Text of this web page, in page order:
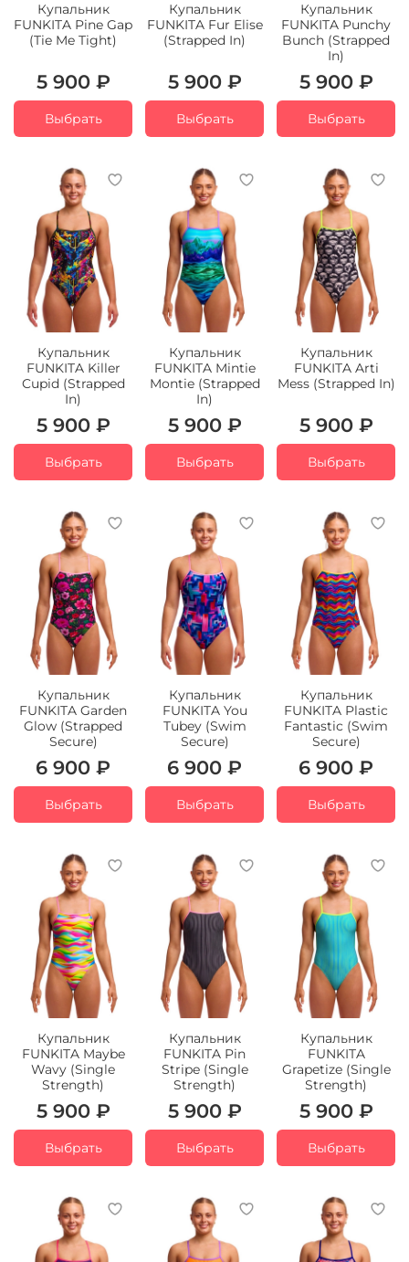
Купальник
FUNKITA Pine Gap
(Tie Me Tight)
5 900 ₽
Выбрать
Купальник
FUNKITA Fur Elise
(Strapped In)
5 900 ₽
Выбрать
Купальник
FUNKITA Punchy
Bunch (Strapped
In)
5 900 ₽
Выбрать
Купальник
FUNKITA Killer
Cupid (Strapped
In)
5 900 ₽
Выбрать
Купальник
FUNKITA Mintie
Montie (Strapped
In)
5 900 ₽
Выбрать
Купальник
FUNKITA Arti
Mess (Strapped In)
5 900 ₽
Выбрать
Купальник
FUNKITA Garden
Glow (Strapped
Secure)
6 900 ₽
Выбрать
Купальник
FUNKITA You
Tubey (Swim
Secure)
6 900 ₽
Выбрать
Купальник
FUNKITA Plastic
Fantastic (Swim
Secure)
6 900 ₽
Выбрать
Купальник
FUNKITA Maybe
Wavy (Single
Strength)
5 900 ₽
Выбрать
Купальник
FUNKITA Pin
Stripe (Single
Strength)
5 900 ₽
Выбрать
Купальник
FUNKITA
Grapetize (Single
Strength)
5 900 ₽
Выбрать